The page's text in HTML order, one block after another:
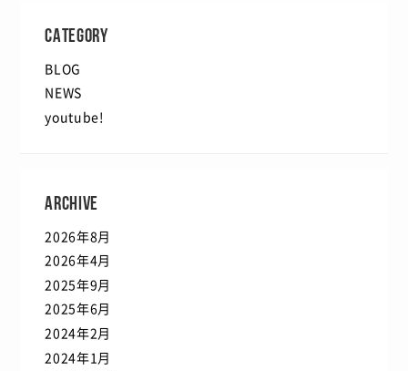
CATEGORY
BLOG
NEWS
youtube!
ARCHIVE
2026年8月
2026年4月
2025年9月
2025年6月
2024年2月
2024年1月